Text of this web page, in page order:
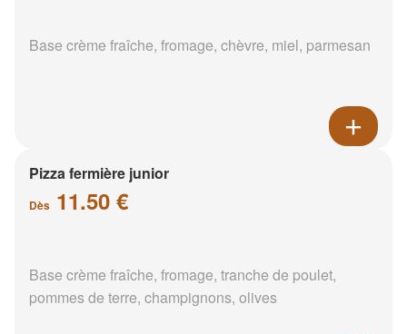
Base crème fraîche, fromage, chèvre, miel, parmesan
Pizza fermière junior
Dès 11.50 €
Base crème fraîche, fromage, tranche de poulet,
pommes de terre, champignons, olives